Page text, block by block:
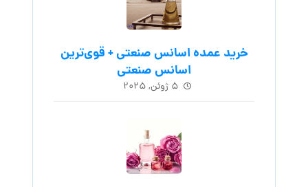
خرید عمده اسانس صنعتی + قوی‌ترین
اسانس‌ صنعتی
۵ ژوئن, ۲۰۲۵